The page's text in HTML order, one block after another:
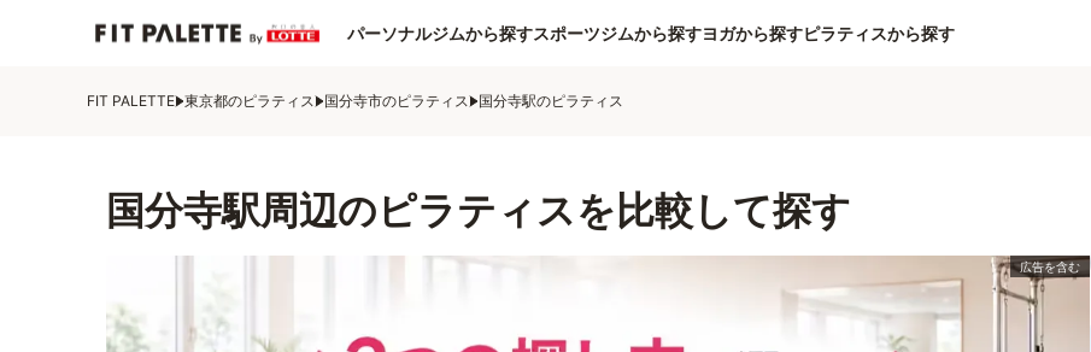
パーソナルジムから探すスポーツジムから探すヨガから探すピラティスから探す
FIT PALETTE 東京都のピラティス 国分寺市のピラティス 国分寺駅のピラティス
国分寺駅周辺のピラティスを比較して探す